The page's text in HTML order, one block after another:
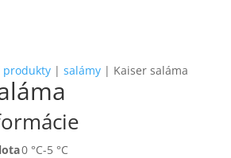
produkty| salámy| Kaiser saláma
0 °C-5 °C